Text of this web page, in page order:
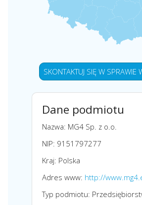
SKONTAKTUJ SIĘ W SPRAWIE
Dane podmiotu
Nazwa: MG4 Sp. z o.o.
NIP: 9151797277
Kraj: Polska
Adres www: http://
Typ podmiotu: